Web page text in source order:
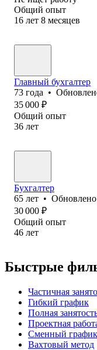
Общий опыт
16 лет 8 месяцев
Главный бухгалтер
73 года •
35 000 ₽
Общий опыт
36 лет
Бухгалтер
65 лет • Обновлено
30 000 ₽
Общий опыт
46 лет
Быстрые
Частичная
Гибкий график
Полная
Проектная
Сменный график
Вахтовый метод